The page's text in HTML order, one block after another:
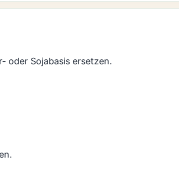
oder Sojabasis ersetzen.